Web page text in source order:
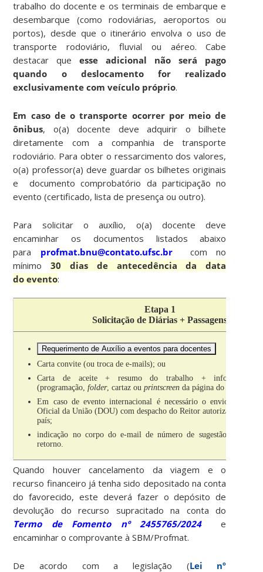
trabalho do docente e os terminais de embarque e
desembarque (como rodoviárias, aeroportos ou
portos), desde que o itinerário envolva o uso de
transporte rodoviário, fluvial ou aéreo. Cabe
destacar queesse adicional não será pago
quando o deslocamento for realizado
exclusivamente com veículo próprio.
Em caso de o transporte ocorrer por meio de
ônibus, o(a) docente deve adquirir o bilhete
diretamente com a companhia de transporte
rodoviário. Para obter o ressarcimento dos valores,
o(a) professor(a) deve guardar os bilhetes originais
e documento comprobatório da participação no
evento (certificado, lista de presença ou outro).
Para solicitar o auxílio, o(a) docente deve
encaminhar os documentos listados abaixo
para profmat.bnu@contato.ufsc.brcom no
mínimo30 dias de antecedência da data
do evento:
Etapa 1
Solicitação de Diárias + Passagens
Requerimento de Auxílio a eventos para docentes
Carta convite (ou troca de e-mails); ou
Carta de aceite + resumo do trabalho + informações
(programação,folder, cartaz ouprintscreen da página do evento.
Em caso de evento internacional é necessário o envio de
Oficial da União (DOU) com despacho do Reitor autorizando o
país;
indicação no corpo do e-mail de número de sugestão de voo
retorno.
Quando houver cancelamento da viagem e o
recurso financeiro já tenha sido depositado na conta
do favorecido, este deverá fazer o depósito de
devolução do recurso supracitado na conta do
Termo de Fomento nº 2455765/2024e
encaminhar o comprovante à SBM/Profmat.
De acordo com a legislação (Lei nº